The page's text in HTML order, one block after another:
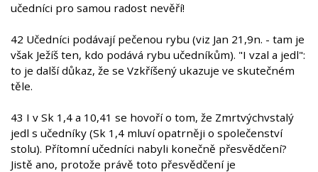
učedníci pro samou radost nevěří!
42 Učedníci podávají pečenou rybu (viz Jan 21,9n. - tam je
však Ježíš ten, kdo podává rybu učedníkům). "I vzal a jedl":
to je další důkaz, že se Vzkříšený ukazuje ve skutečném
těle.
43 I v Sk 1,4 a 10,41 se hovoří o tom, že Zmrtvýchvstalý
jedl s učedníky (Sk 1,4 mluví opatrněji o společenství
stolu). Přítomní učedníci nabyli konečně přesvědčení?
Jistě ano, protože právě toto přesvědčení je